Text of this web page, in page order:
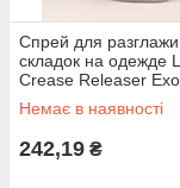
Спрей для
складок на одежде
Crease Releaser
500мл
Немає в наявності
242,19 ₴